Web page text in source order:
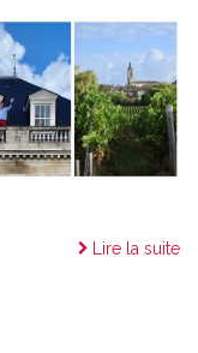
Lire la suite